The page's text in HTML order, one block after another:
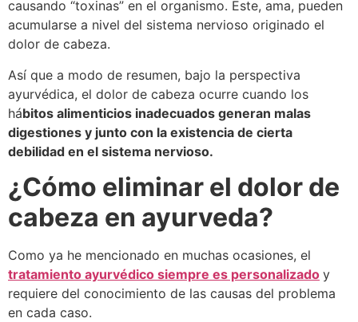
causando “toxinas” en el organismo. Este, ama, pueden
acumularse a nivel del sistema nervioso originado el
dolor de cabeza.
Así que a modo de resumen, bajo la perspectiva
ayurvédica, el dolor de cabeza ocurre cuando los
hábitos alimenticios inadecuados generan malas
digestiones y junto con la existencia de cierta
debilidad en el sistema nervioso.
¿Cómo eliminar el dolor de
cabeza en ayurveda?
Como ya he mencionado en muchas ocasiones, el
tratamiento ayurvédico siempre es personalizado y
requiere del conocimiento de las causas del problema
en cada caso.